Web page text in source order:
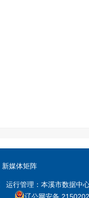
新媒体矩阵
行管理：本溪市数据中